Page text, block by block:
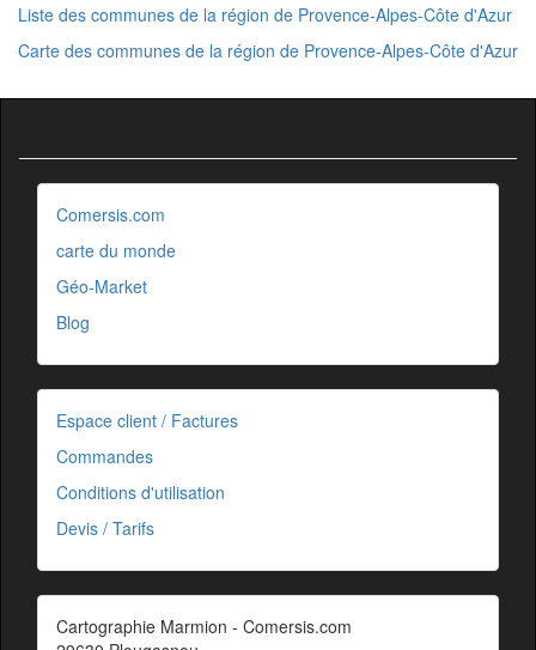
Liste des communes de la région de Provence-Alpes-Côte d'Azur
Carte des communes de la région de Provence-Alpes-Côte d'Azur
Comersis.com
carte du monde
Géo-Market
Blog
Espace client / Factures
Commandes
Conditions d'utilisation
Devis / Tarifs
Cartographie Marmion - Comersis.com